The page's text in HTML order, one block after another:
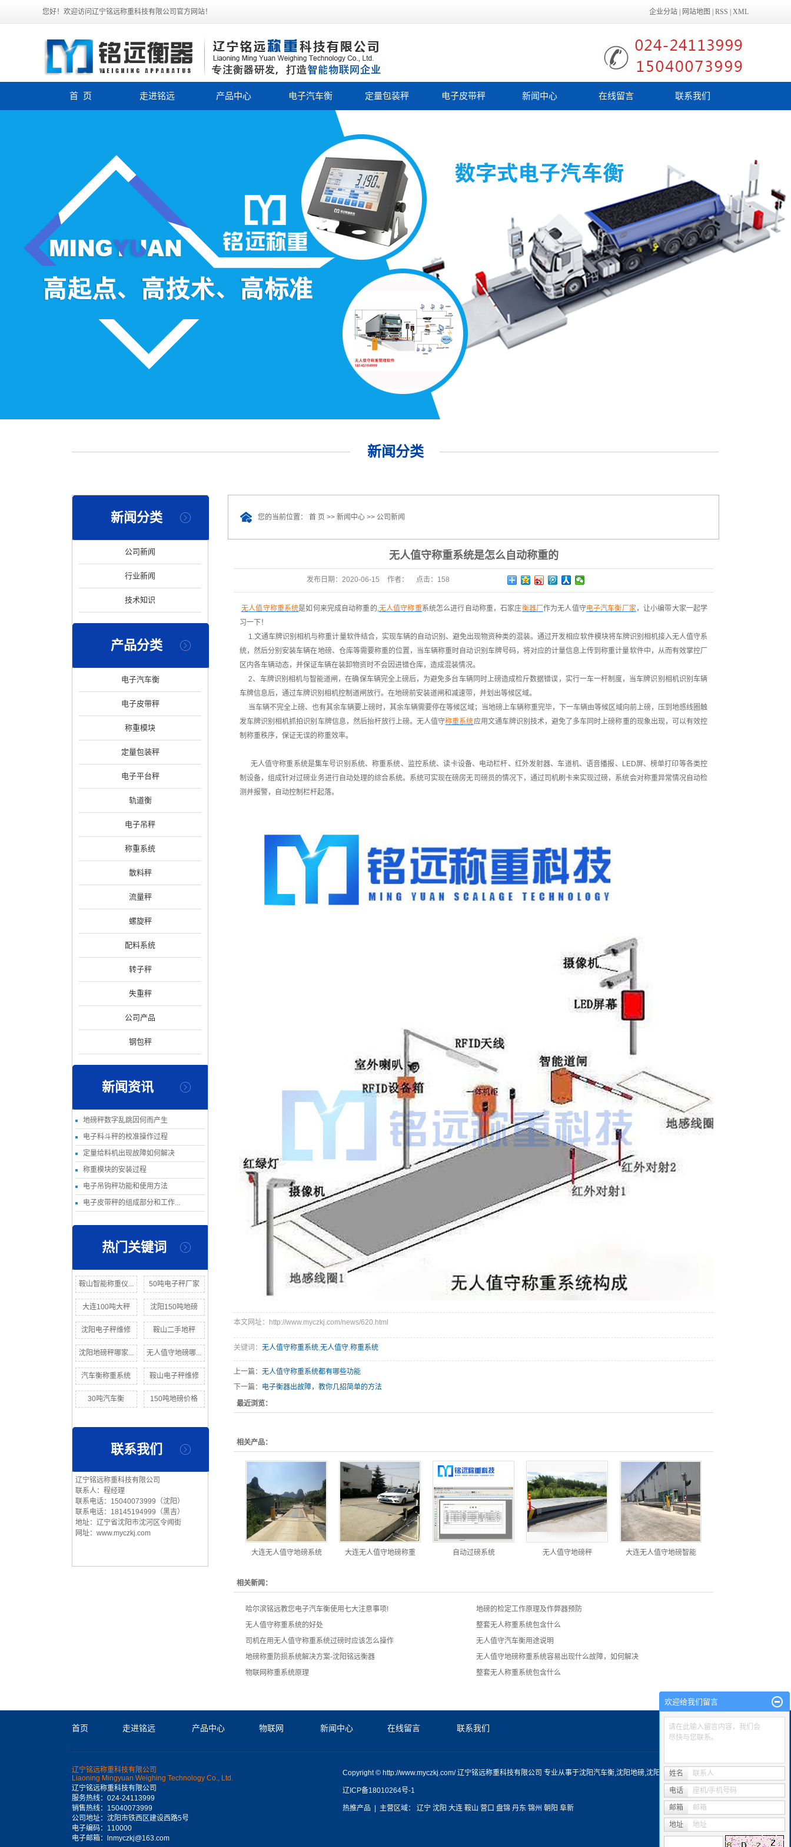
您好！欢迎访问辽宁铭远称重科技有限公司官方网站！ 企业分站 网站地图 RSS XML
首 页 走进铭远 产品中心
轨道衡
电子吊秤
称重系统
散料秤
电子汽车衡 定量包装秤 电子皮带秤 新闻中心
技术知识
在线留言 联系我们
新闻分类
新闻分类
公司新闻
行业新闻
技术知识
产品分类
电子汽车衡
电子皮带秤
称重模块
定量包装秤
电子平台秤
轨道衡
电子吊秤
称重系统
散料秤
流量秤
螺旋秤
配料系统
转子秤
失重秤
公司产品
钢包秤
新闻资讯
地磅秤数字乱跳因何而产生
电子料斗秤的校准操作过程
定量给料机出现故障如何解决
称重模块的安装过程
电子吊钩秤功能和使用方法
电子皮带秤的组成部分和工作...
热门关键词
鞍山智能称重仪... 50吨电子秤厂家
大连100吨大秤 沈阳150吨地磅
沈阳电子秤维修 鞍山二手地秤
沈阳地磅秤哪家... 无人值守地磅哪...
汽车衡称重系统 鞍山电子秤维修
30吨汽车衡 150吨地磅价格
联系我们
辽宁铭远称重科技有限公司
联系人：程经理
联系电话：15040073999（沈阳）
联系电话：18145194999（黑吉）
地址：辽宁省沈阳市沈河区令闻街
网址：www.myczkj.com
您的当前位置： 首 页 >> 新闻中心 >> 公司新闻
无人值守称重系统是怎么自动称重的
发布日期： 2020-06-15 作者： 点击： 158
无人值守称重系统是如何来完成自动称重的,无人值守称重系统怎么进行自动称重，石家庄衡器厂作为无人值守电子汽车衡厂家，让小编带大家一起学
习一下！
1.文通车牌识别相机与称重计量软件结合，实现车辆的自动识别、避免出现物资种类的混装。通过开发相应软件模块将车牌识别相机接入无人值守系
统，然后分别安装车辆在地磅、仓库等需要称重的位置，当车辆称重时自动识别车牌号码，将对应的计量信息上传到称重计量软件中，从而有效掌控厂
区内各车辆动态，并保证车辆在装卸物资时不会因进错仓库，造成混装情况。
2、车牌识别相机与智能道闸，在确保车辆完全上磅后，为避免多台车辆同时上磅造成检斤数据错误，实行一车一杆制度，当车牌识别相机识别车辆
车牌信息后，通过车牌识别相机控制道闸放行。在地磅前安装道闸和减速带，并划出等候区域。
当车辆不完全上磅、也有其余车辆要上磅时，其余车辆需要停在等候区域；当地磅上车辆称重完毕，下一车辆由等候区域向前上磅，压到地感线圈触
发车牌识别相机抓拍识别车牌信息，然后抬杆放行上磅。无人值守称重系统应用文通车牌识别技术，避免了多车同时上磅称重的现象出现，可以有效控
制称重秩序，保证无误的称重效率。
无人值守称重系统是集车号识别系统、称重系统、监控系统、读卡设备、电动栏杆、红外发射器、车道机、语音播报、LED屏、榜单打印等各类控
制设备，组成针对过磅业务进行自动处理的综合系统。系统可实现在磅房无司磅员的情况下，通过司机刷卡来实现过磅，系统会对称重异常情况自动检
测并报警，自动控制栏杆起落。
本文网址：http://www.myczkj.com/news/620.html
关键词： 无人值守称重系统,无人值守,称重系统
上一篇： 无人值守称重系统都有哪些功能
下一篇： 电子衡器出故障，教你几招简单的方法
最近浏览：
相关产品：
大连无人值守地磅系统 大连无人值守地磅称重 自动过磅系统 无人值守地磅秤 大连无人值守地磅智能
相关新闻：
哈尔滨铭远教您电子汽车衡使用七大注意事项!
地磅的检定工作原理及作弊器预防
无人值守称重系统的好处
整套无人称重系统包含什么
司机在用无人值守称重系统过磅时应该怎么操作
无人值守汽车衡用途说明
地磅称重防损系统解决方案-沈阳铭远衡器
无人值守地磅称重系统容易出现什么故障，如何解决
物联网称重系统原理
整套无人称重系统包含什么
首页 走进铭远 产品中心 物联网 新闻中心 在线留言 联系我们
辽宁铭远称重科技有限公司
Liaoning Mingyuan Weighing Technology Co., Ltd.
辽宁铭远称重科技有限公司
服务热线：024-24113999
销售热线：15040073999
公司地址：沈阳市铁西区建设西路5号
电子编码：110000
电子邮箱：lnmyczkj@163.com
Copyright © http://www.myczkj.com/ 辽宁铭远称重科技有限公司 专业从事于沈阳汽车衡,沈阳地磅,沈阳衡器, 欢迎来电咨询!
辽ICP备18010264号-1
热推产品 | 主营区域： 辽宁 沈阳 大连 鞍山 营口 盘锦 丹东 锦州 朝阳 阜新
欢迎给我们留言
请在此输入留言内容，我们会
尽快与您联系。
姓名 联系人
电话 座机/手机号码
邮箱 邮箱
地址 地址